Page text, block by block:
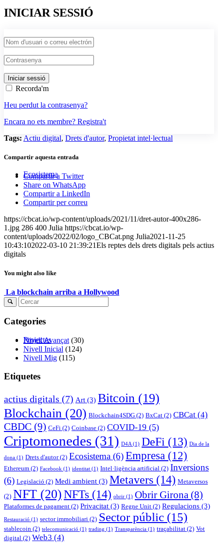
Ecosistema
Projectes
INICIAR SESSIÓ
Recorda'm
Heu perdut la contrasenya?
Encara no ets membre? Registra't
Tags: Actiu digital, Drets d'autor, Propietat intel·lectual
Compartir aquesta entrada
Compartir a Twitter
Share on WhatsApp
Compartir a LinkedIn
Compartir per correu
https://cbcat.io/wp-content/uploads/2021/11/dret-autor-400x286-
1.jpg 286 400 Julia https://cbcat.io/wp-
content/uploads/2022/02/logo_CBCat.png Julia2021-11-25
10:43:102022-03-10 21:39:21Els reptes dels drets digitals pels actius
digitals
You might also like
La blockchain arriba a Hollywood
Categories
Nivell Avançat (30)
Nivell Inicial (124)
Nivell Mig (115)
Etiquetes
actius digitals (7) Art (3) Bitcoin (19)
Blockchain (20) Blockchain4SDG (2) BxCat (2) CBCat (4)
CBDC (9) CeFi (2) Coinbase (2) COVID-19 (5)
Criptomonedes (31) D4A (1) DeFi (13) Dia de la
dona (1) Drets d'autor(2) Ecosistema (6)Empresa (12)
Ethereum (2) Facebook (1) identitat (1) Intel·ligència artificial (2) Inversions
(6) Legislació (2) Medi ambient (3) Metavers (14) Metaversos
(2) NFT (20)NFTs (14) obrir (1) Obrir Girona (8)
Plataformes de pagament (2) Privacitat (3) Regne Unit (2) Regulacions (3)
Restauració (1) sector immobiliari (2) Sector públic (15)
stablecoin (2) telecomunicació (1) trading (1) Transparència (1) traçabilitat (2) Vot
digital (2) Web3 (4)